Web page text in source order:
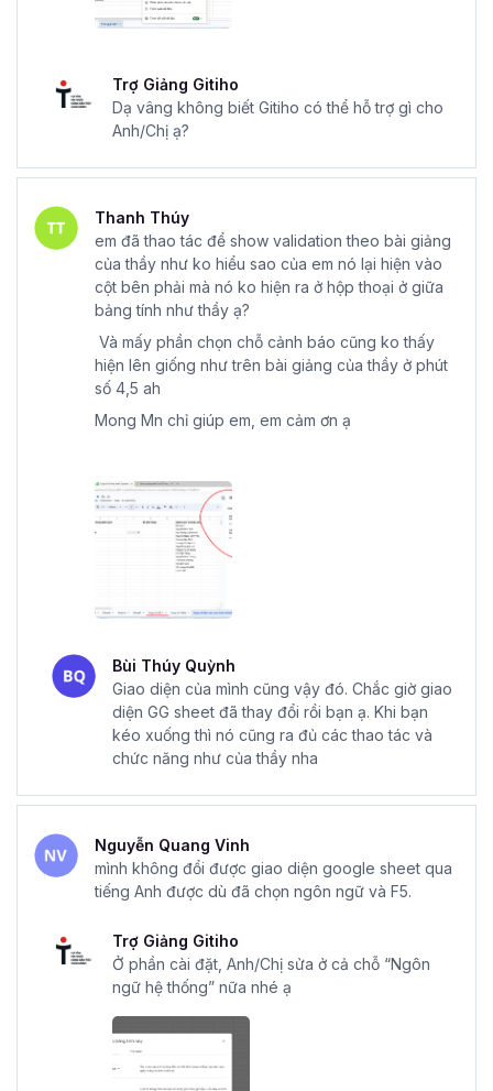
Trợ Giảng Gitiho
Dạ vâng không biết Gitiho có thể hỗ trợ gì cho
Anh/Chị ạ?
Thanh Thúy
em đã thao tác để show validation theo bài giảng
của thầy như ko hiểu sao của em nó lại hiện vào
cột bên phải mà nó ko hiện ra ở hộp thoại ở giữa
bảng tính như thầy ạ?
Và mấy phần chọn chỗ cảnh báo cũng ko thấy
hiện lên giống như trên bài giảng của thầy ở phút
số 4,5 ah
Mong Mn chỉ giúp em, em cảm ơn ạ
Bùi Thúy Quỳnh
Giao diện của mình cũng vậy đó. Chắc giờ giao
diện GG sheet đã thay đổi rồi bạn ạ. Khi bạn
kéo xuống thì nó cũng ra đủ các thao tác và
chức năng như của thầy nha
Nguyễn Quang Vinh
mình không đổi được giao diện google sheet qua
tiếng Anh được dù đã chọn ngôn ngữ và F5.
Trợ Giảng Gitiho
Ở phần cài đặt, Anh/Chị sửa ở cả chỗ “Ngôn
ngữ hệ thống” nữa nhé ạ